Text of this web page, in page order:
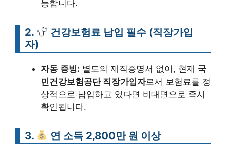
능합니다.
2.
건강보험료 납입 필수 (직장가입
자)
자동 증빙: 별도의 재직증명서 없이, 현재 국
민건강보험공단 직장가입자로서 보험료를 정
상적으로 납입하고 있다면 비대면으로 즉시
확인됩니다.
3. 연 소득 2,800만 원 이상